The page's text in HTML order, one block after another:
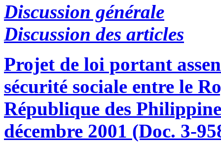
Discussion générale
Discussion des articles
Projet de loi portant
sécurité sociale entre le
République des
décembre 2001 (Doc. 3-